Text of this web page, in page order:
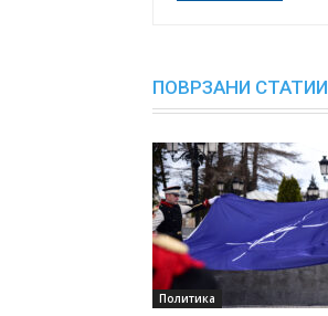
ПОВРЗАНИ СТАТИИ
Политика